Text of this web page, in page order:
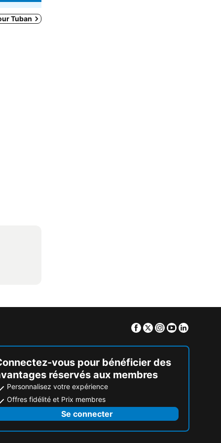
Tuban
Facebook
TwitterInstagram
Youtube
vous pour bénéficier des
réservés aux membres
Personnalisez votre expérience
Offres fidélité et Prix membres
Se connecter